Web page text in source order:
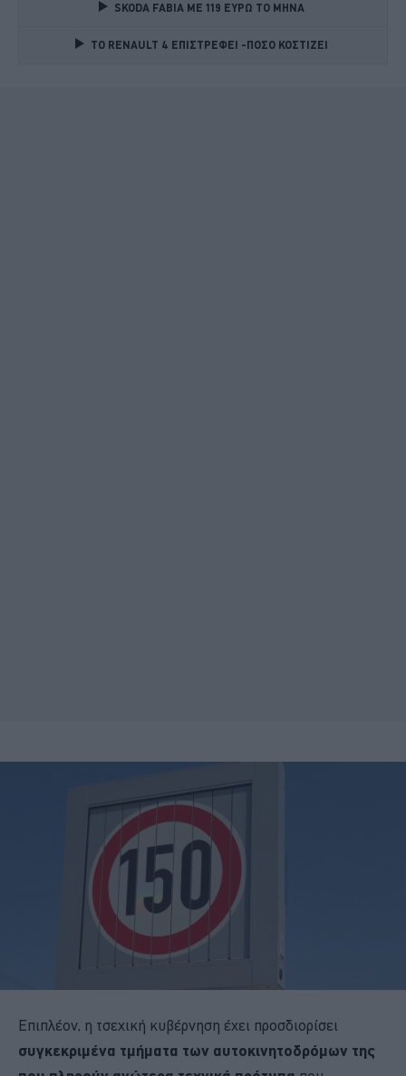
SKODA FABIA ME 119 ΕΥΡΩ ΤΟ ΜΗΝΑ
TO RENAULT 4 ΕΠΙΣΤΡΕΦΕΙ -ΠΟΣΟ ΚΟΣΤΙΖΕΙ
Επιπλέον, η τσεχική κυβέρνηση έχει προσδιορίσει
συγκεκριμένα τμήματα των αυτοκινητοδρόμων της